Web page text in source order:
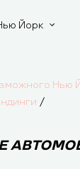
Йорк
Нью
/